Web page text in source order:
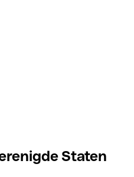
Staten